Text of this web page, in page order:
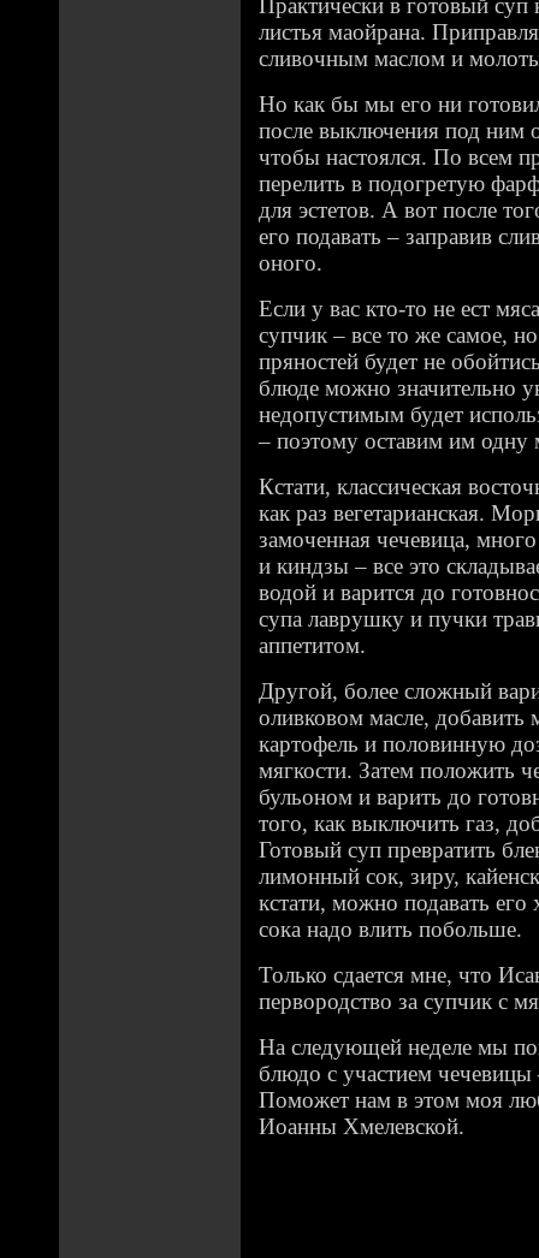
Практически в готовый суп
листья маойрана.
сливочным маслом и
Но как бы мы его ни
после выключения под ним
чтобы настоялся. По всем
перелить в подогретую
для эстетов. А вот после
его подавать – заправив
оного.
Если у вас кто-то не ест
супчик – все то же самое,
пряностей будет не
блюде можно значительно
недопустимым будет
– поэтому оставим им одну
Кстати, классическая
как раз вегетарианская.
замоченная чечевица,
и киндзы – все это
водой и варится до
супа лаврушку и пучки
аппетитом.
Другой, более сложный
оливковом масле, добавить
картофель и половинную
мягкости. Затем положить
бульоном и варить до
того, как выключить газ,
Готовый суп превратить
лимонный сок, зиру,
кстати, можно подавать
сока надо влить побольше.
Только сдается мне, что
первородство за супчик с
На следующей неделе мы
блюдо с участием
Поможет нам в этом моя
Иоанны Хмелевской.